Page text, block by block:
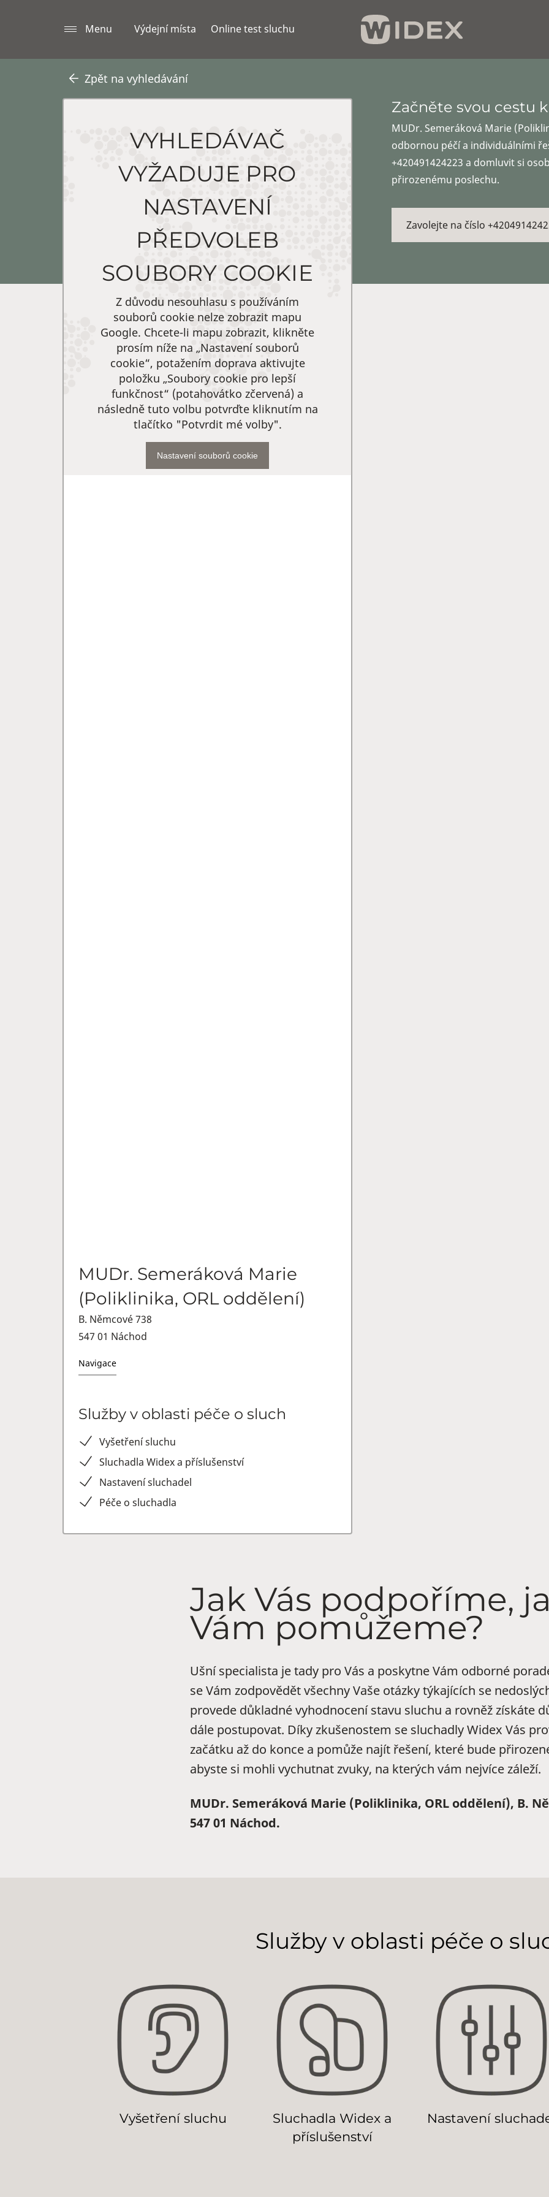
Menu Výdejní místa Online test sluchu
Zpět na vyhledávání
VYHLEDÁVAČ
VYŽADUJE PRO
NASTAVENÍ
PŘEDVOLEB
SOUBORY COOKIE
Z důvodu nesouhlasu s používáním
souborů cookie nelze zobrazit mapu
Google. Chcete-li mapu zobrazit, klikněte
prosím níže na „Nastavení souborů
cookie“, potažením doprava aktivujte
položku „Soubory cookie pro lepší
funkčnost“ (potahovátko zčervená) a
následně tuto volbu potvrďte kliknutím na
tlačítko "Potvrdit mé volby".
Nastavení souborů cookie
MUDr. Semeráková Marie
(Poliklinika, ORL oddělení)
B. Němcové 738
547 01 Náchod
Navigace
Služby v oblasti péče o sluch
Vyšetření sluchu
Sluchadla Widex a příslušenství
Nastavení sluchadel
Péče o sluchadla
Začněte svou cestu
MUDr. Semeráková Marie
odbornou péčí a individuálními
+420491424223 a domluvit si
přirozenému poslechu.
Zavolejte na číslo
Jak Vás podpoříme,
Vám pomůžeme?
Ušní specialista je tady pro Vás a poskytne Vám odborné
se Vám zodpovědět všechny Vaše otázky týkajících se
provede důkladné vyhodnocení stavu sluchu a rovněž získáte
dále postupovat. Díky zkušenostem se sluchadly Widex Vás
začátku až do konce a pomůže najít řešení, které bude
abyste si mohli vychutnat zvuky, na kterých vám nejvíce záleží.
MUDr. Semeráková Marie (Poliklinika, ORL oddělení), B.
547 01 Náchod.
Služby v oblasti péče o
Vyšetření sluchu
Sluchadla Widex a
příslušenství
Nastavení